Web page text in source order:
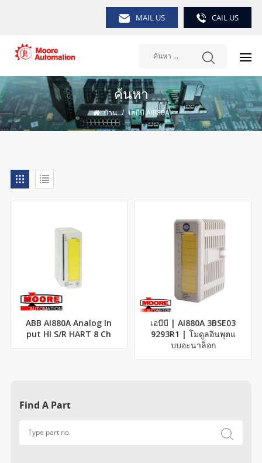
MAIL US CAIL US
ค้นหา
บ้าน / เอบีบี AI880A
ABB AI880A Analog In
put HI S/R HART 8 Ch
เอบีบี | AI880A 3BSE03
9293R1 | โมดูลอินพุตแ
บบอะนาล็อก
Find A Part